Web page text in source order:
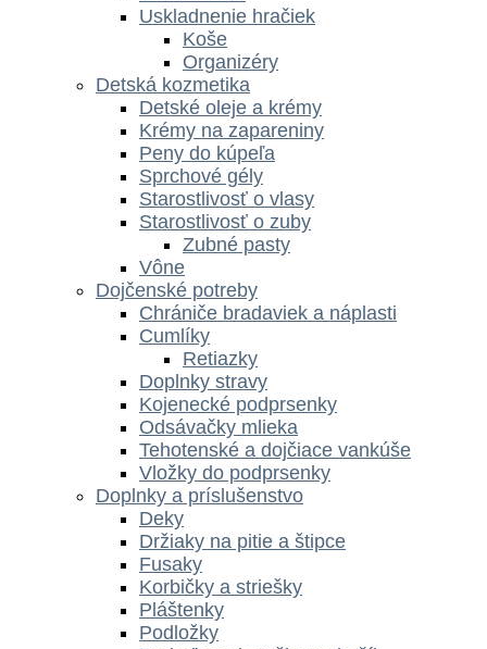
Uskladnenie hračiek
Koše
Organizéry
Detská kozmetika
Detské oleje a krémy
Krémy na zapareniny
Peny do kúpeľa
Sprchové gély
Starostlivosť o vlasy
Starostlivosť o zuby
Zubné pasty
Vône
Dojčenské potreby
Chrániče bradaviek a náplasti
Cumlíky
Retiazky
Doplnky stravy
Kojenecké podprsenky
Odsávačky mlieka
Tehotenské a dojčiace vankúše
Vložky do podprsenky
Doplnky a príslušenstvo
Deky
Držiaky na pitie a štipce
Fusaky
Korbičky a striešky
Pláštenky
Podložky